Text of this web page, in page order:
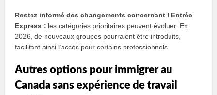
Restez informé des changements concernant l’Entrée
Express : les catégories prioritaires peuvent évoluer. En
2026, de nouveaux groupes pourraient être introduits,
facilitant ainsi l’accès pour certains professionnels.
Autres options pour immigrer au
Canada sans expérience de travail